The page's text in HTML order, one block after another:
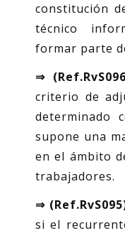
constitución
técnico
formar parte
⇒
criterio de
determinado
supone una
en el ámbito
trabajadores.
⇒
si el